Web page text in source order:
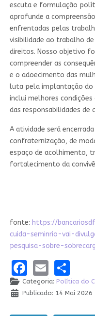
escuta e formulação
aprofunde a
enfrentadas pelas
visibilidade ao trabalho
direitos. Nosso objetivo
compreender as
e o adoecimento das
luta pela implantação do
inclui melhores
das responsabilidades de
A atividade será
confraternização, de
espaço de acolhimento,
fortalecimento da
fonte: https://
cuida-seminrio-vai-
pesquisa-sobre-
Facebook
Email
Categoria: Política do
Publicado: 14 Mai 2026